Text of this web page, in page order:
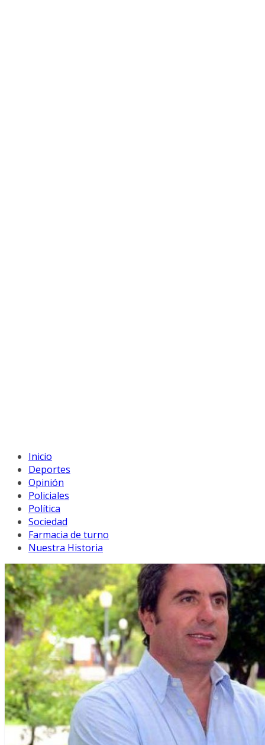
Inicio
Deportes
Opinión
Policiales
Política
Sociedad
Farmacia de turno
Nuestra Historia